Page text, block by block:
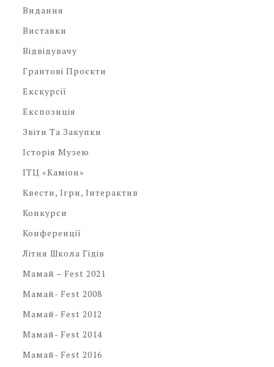
Видання
Виставки
Відвідувачу
Грантові Проєкти
Екскурсії
Експозиція
Звіти Та Закупки
Історія Музею
ІТЦ «Каміон»
Квести, Ігри, Інтерактив
Конкурси
Конференції
Літня Школа Гідів
Мамай – Fest 2021
Мамай- Fest 2008
Мамай- Fest 2012
Мамай- Fest 2014
Мамай- Fest 2016